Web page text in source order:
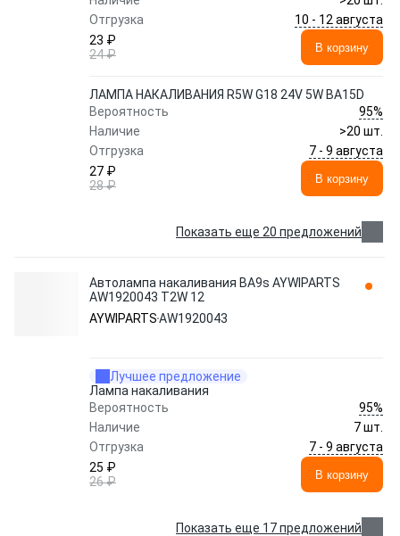
Отгрузка
10 - 12 августа
23 ₽
24 ₽
В корзину
ЛАМПА НАКАЛИВАНИЯ R5W G18 24V 5W BA15D
Вероятность
95%
Наличие
>20 шт.
Отгрузка
7 - 9 августа
27 ₽
28 ₽
В корзину
Показать еще 20 предложений
Автолампа накаливания BA9s AYWIPARTS
AW1920043 T2W 12
AYWIPARTSAW1920043
Лучшее предложение
Лампа накаливания
Вероятность
95%
Наличие
7 шт.
Отгрузка
7 - 9 августа
25 ₽
26 ₽
В корзину
Показать еще 17 предложений